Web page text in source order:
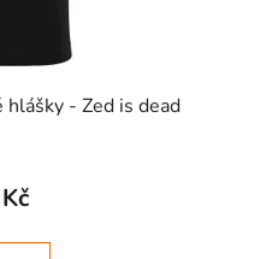
- Zed is dead